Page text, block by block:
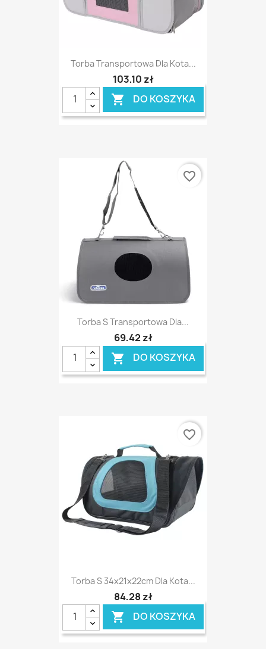
Torba Transportowa Dla Kota...
103,10 zł
 DO KOSZYKA
Torba S Transportowa Dla...
69,42 zł
 DO KOSZYKA
favorite_border
Torba S 34x21x22cm Dla Kota...
84,28 zł
 DO KOSZYKA
favorite_border